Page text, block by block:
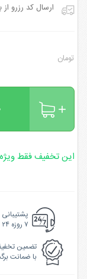
ارسال کد رزرو از
تومان
این تخفیف فقط
پشتیبانی
۷ روزه ۲۴ ساعته
تضمین
با ضمانت